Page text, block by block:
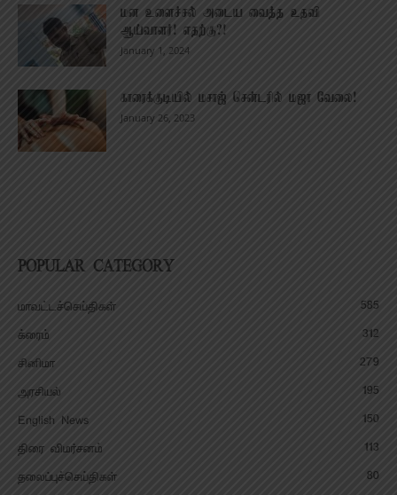
மன உளைச்சல் அடைய வைத்த உதவி
ஆய்வாளர்! எதற்கு?!
January 1, 2024
காரைக்குடியில் மசாஜ் சென்டரில் மஜா வேலை!
January 26, 2023
POPULAR CATEGORY
மாவட்டச்செய்திகள்
585
க்ரைம்
312
சினிமா
279
அரசியல்
195
English News
150
திரை விமர்சனம்
113
தலைப்புச்செய்திகள்
80